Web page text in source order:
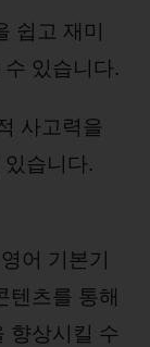
쉽고 재미
있습니다.
사고력을
습니다.
어 기본기
텐츠를 통해
향상시킬 수